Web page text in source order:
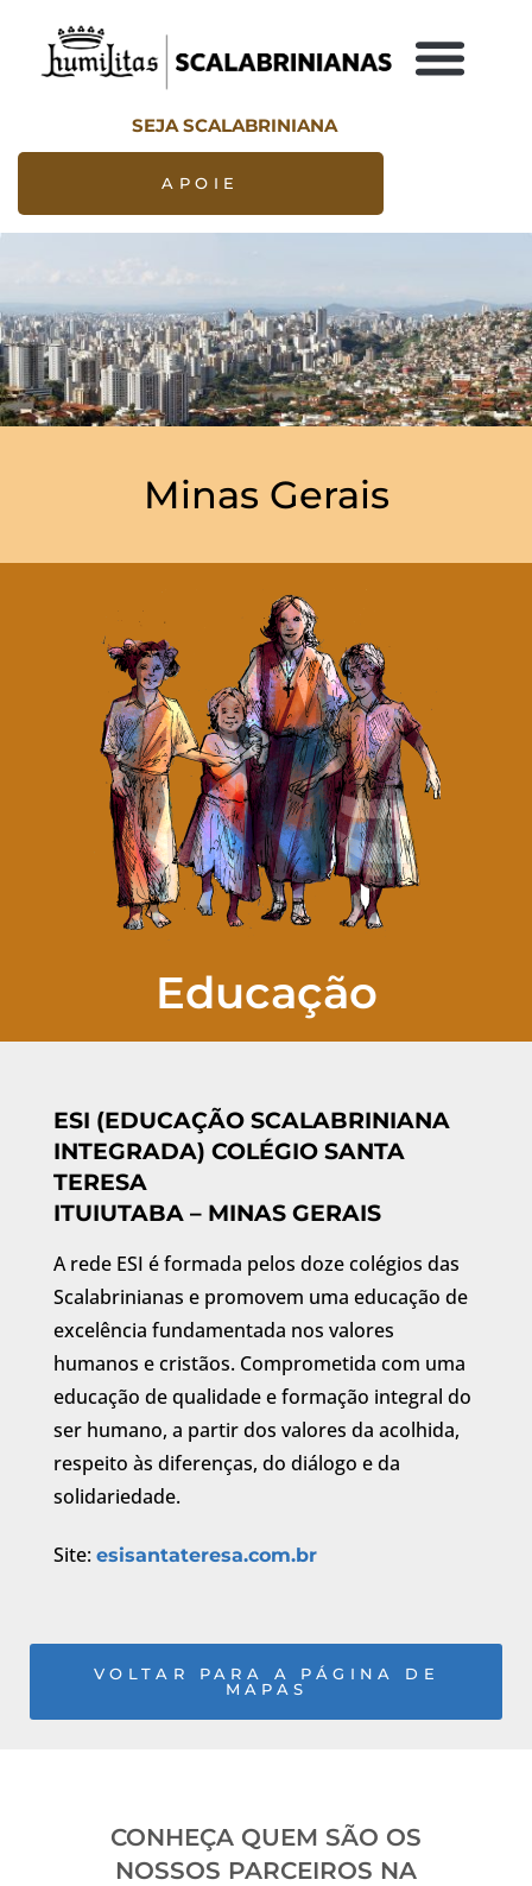
SEJA SCALABRINIANA
APOIE
Minas Gerais
Educação
ESI (EDUCAÇÃO SCALABRINIANA
INTEGRADA) COLÉGIO SANTA
TERESA
ITUIUTABA – MINAS GERAIS
A rede ESI é formada pelos doze colégios das
Scalabrinianas e promovem uma educação de
excelência fundamentada nos valores
humanos e cristãos. Comprometida com uma
educação de qualidade e formação integral do
ser humano, a partir dos valores da acolhida,
respeito às diferenças, do diálogo e da
solidariedade.
Site: esisantateresa.com.br
VOLTAR PARA A PÁGINA DE
MAPAS
CONHEÇA QUEM SÃO OS
NOSSOS PARCEIROS NA